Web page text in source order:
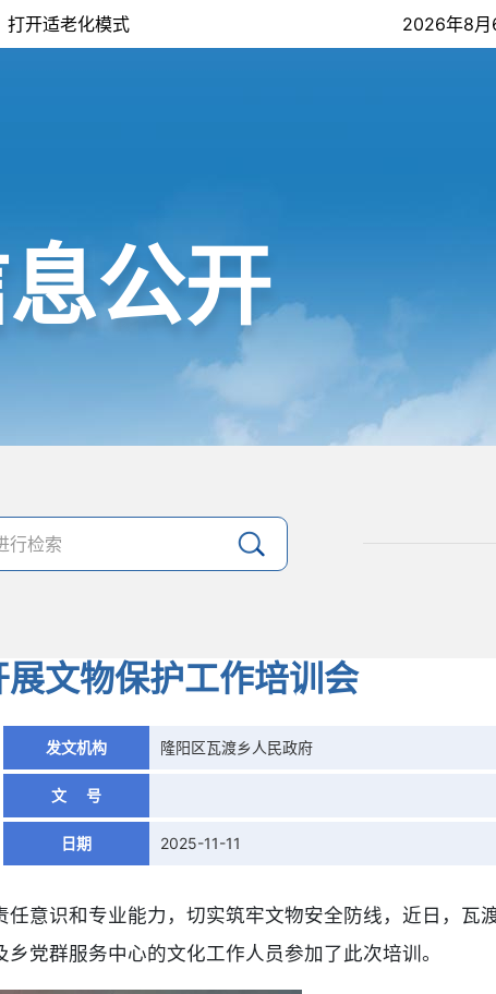
打开适老化模式 2026年8月
公开
文物保护工作培训会
发文机构 隆阳区瓦渡乡人民政府
文 号
日期 2025-11-11
意识和专业能力，切实筑牢文物安全防线，近日，瓦
党群服务中心的文化工作人员参加了此次培训。